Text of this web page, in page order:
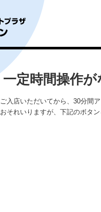
一定時間操作
ご入店いただいてから、30分間
おそれいりますが、下記のボタ